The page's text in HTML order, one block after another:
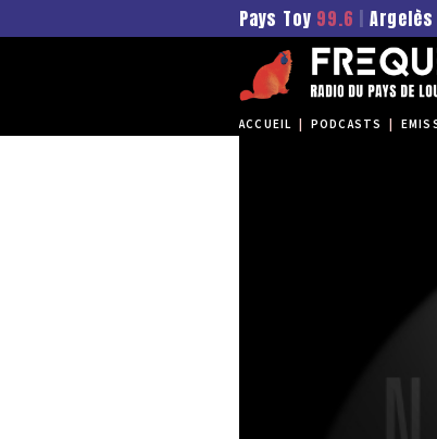
Pays Toy 99.6 |
ACCUEIL | PODCASTS |